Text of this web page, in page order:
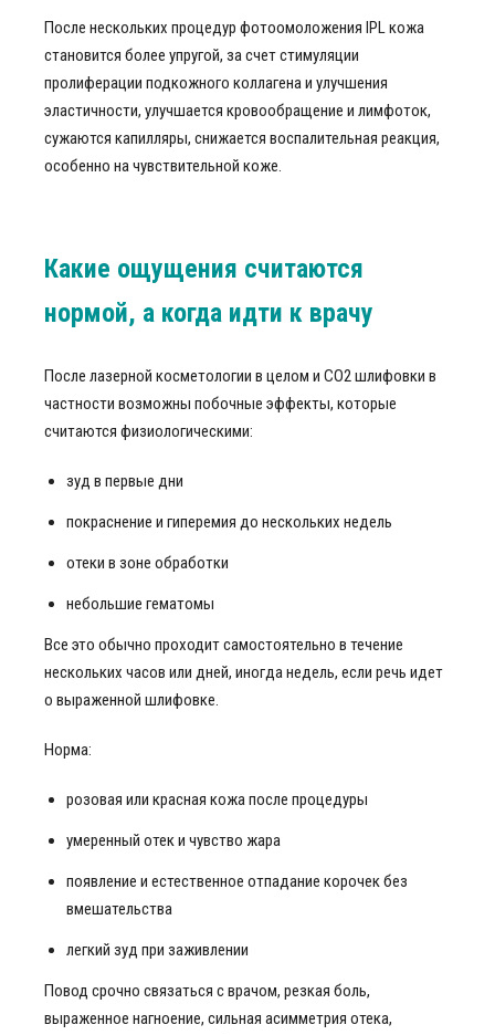
После нескольких процедур фотоомоложения IPL кожа
становится более упругой, за счет стимуляции
пролиферации подкожного коллагена и улучшения
эластичности, улучшается кровообращение и лимфоток,
сужаются капилляры, снижается воспалительная реакция,
особенно на чувствительной коже.
Какие ощущения считаются
нормой, а когда идти к врачу
После лазерной косметологии в целом и CO2 шлифовки в
частности возможны побочные эффекты, которые
считаются физиологическими:
зуд в первые дни
покраснение и гиперемия до нескольких недель
отеки в зоне обработки
небольшие гематомы
Все это обычно проходит самостоятельно в течение
нескольких часов или дней, иногда недель, если речь идет
о выраженной шлифовке.
Норма:
розовая или красная кожа после процедуры
умеренный отек и чувство жара
появление и естественное отпадание корочек без
вмешательства
легкий зуд при заживлении
Повод срочно связаться с врачом, резкая боль,
выраженное нагноение, сильная асимметрия отека,